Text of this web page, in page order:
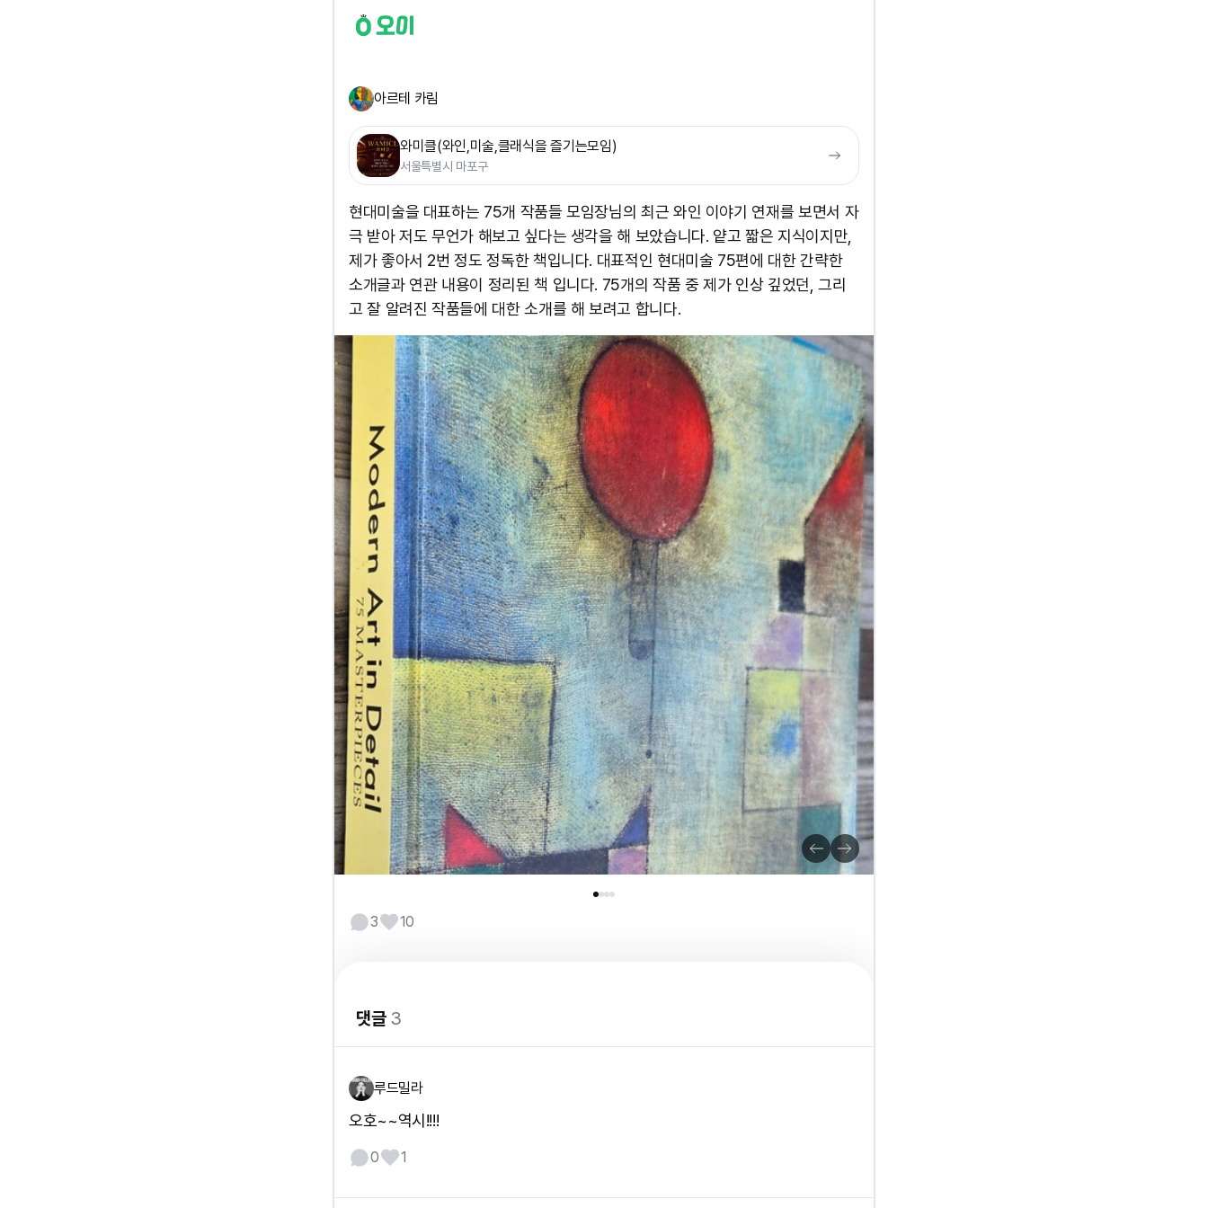
아르테 카림
와미클(와인,미술,클래식을 즐기는모임)
서울특별시 마포구
현대미술을 대표하는 75개 작품들 모임장님의 최근 와인 이야기 연재를 보면서 자
극 받아 저도 무언가 해보고 싶다는 생각을 해 보았습니다. 얕고 짧은 지식이지만,
제가 좋아서 2번 정도 정독한 책입니다. 대표적인 현대미술 75편에 대한 간략한
소개글과 연관 내용이 정리된 책 입니다. 75개의 작품 중 제가 인상 깊었던, 그리
고 잘 알려진 작품들에 대한 소개를 해 보려고 합니다.
3 10
댓글3
루드밀라
오호~~역시!!!!
0 1